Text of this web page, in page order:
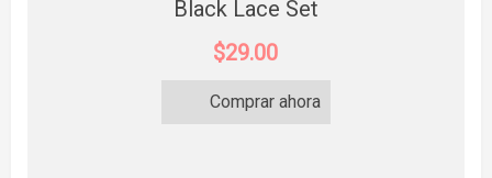
Black Lace Set
$29.00
Comprar ahora